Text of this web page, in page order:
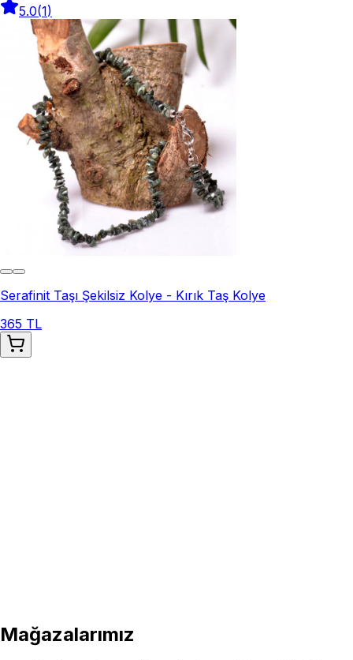
5.0(1)
Serafinit Taşı Şekilsiz Kolye - Kırık Taş Kolye
365 TL
Mağazalarımız